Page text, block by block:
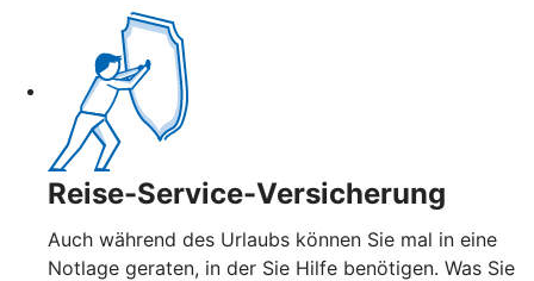
Reise-Service-Versicherung
Auch während des Urlaubs können Sie mal in eine
Notlage geraten, in der Sie Hilfe benötigen. Was Sie